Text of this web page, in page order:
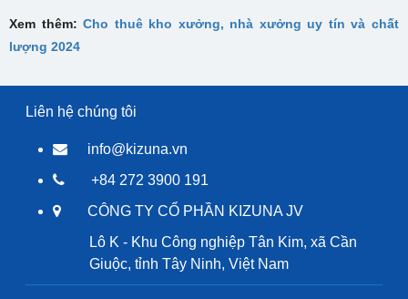
Xem thêm:Cho thuê kho xưởng, nhà xưởng uy tín và chất
lượng 2024
Liên hệ chúng tôi
info@kizuna.vn
+84 272 3900 191
CÔNG TY CỔ PHẦN KIZUNA JV
Lô K - Khu Công nghiệp Tân Kim, xã Cần
Giuộc, tỉnh Tây Ninh, Việt Nam